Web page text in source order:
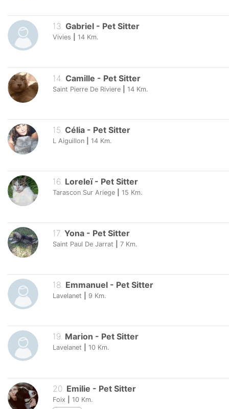
13. Gabriel - Pet Sitter
Vivies 14 Km.
14 Camille - Pet Sitter
Saint Pierre De Riviere 14 Km.
15 Célia - Pet Sitter
L Aiguillon 14 Km.
16 Loreleï - Pet Sitter
Tarascon Sur Ariege 15 Km.
17. Yona - Pet Sitter
Saint Paul De Jarrat 7 Km.
18. Emmanuel - Pet Sitter
Lavelanet 9 Km.
19. Marion - Pet Sitter
Lavelanet 10 Km.
20. Emilie - Pet Sitter
Foix 10 Km.